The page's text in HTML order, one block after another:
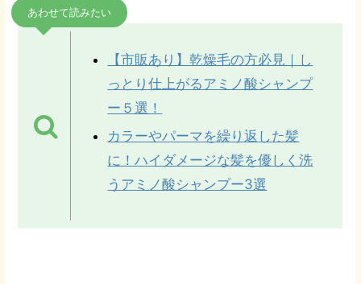
あわせて読みたい
【市販あり】乾燥毛の方必見｜し
っとり仕上がるアミノ酸シャンプ
ー５選！
カラーやパーマを繰り返した髪
に！ハイダメージな髪を優しく洗
うアミノ酸シャンプー3選